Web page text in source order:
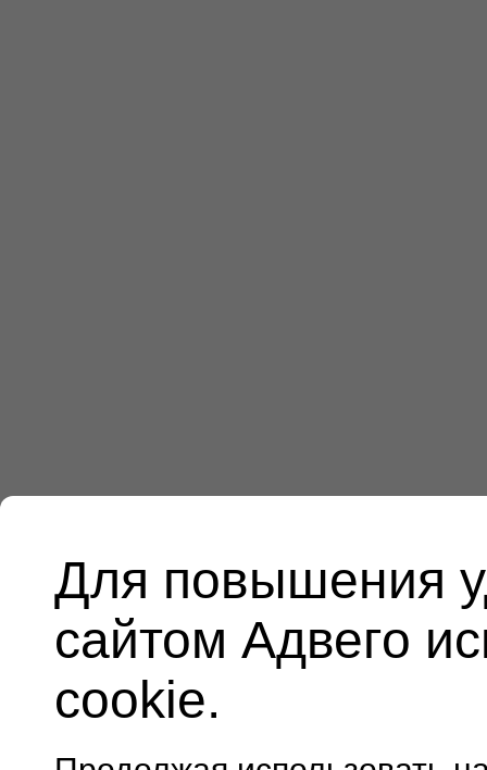
Для повышения
сайтом Адвего
cookie.